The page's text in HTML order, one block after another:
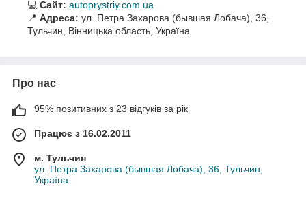
💻 Сайт: autoprystriy.com.ua
📍 Адреса: ул. Петра Захарова (бывшая Лобача), 36,
Тульчин, Вінницька область, Україна
Про нас
95% позитивних з 23 відгуків за рік
Працює з 16.02.2011
м. Тульчин
ул. Петра Захарова (бывшая Лобача), 36, Тульчин,
Україна